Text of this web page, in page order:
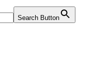
Search Button